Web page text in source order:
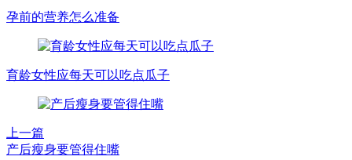
孕前的营养怎么准备
育龄女性应每天可以吃点瓜子
上一篇
产后瘦身要管得住嘴